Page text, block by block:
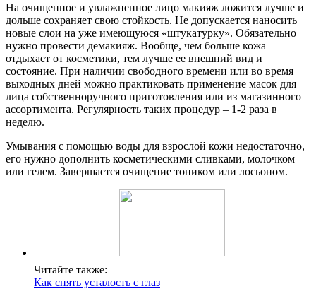
На очищенное и увлажненное лицо макияж ложится лучше и
дольше сохраняет свою стойкость. Не допускается наносить
новые слои на уже имеющуюся «штукатурку». Обязательно
нужно провести демакияж. Вообще, чем больше кожа
отдыхает от косметики, тем лучше ее внешний вид и
состояние. При наличии свободного времени или во время
выходных дней можно практиковать применение масок для
лица собственноручного приготовления или из магазинного
ассортимента. Регулярность таких процедур – 1-2 раза в
неделю.
Умывания с помощью воды для взрослой кожи недостаточно,
его нужно дополнить косметическими сливками, молочком
или гелем. Завершается очищение тоником или лосьоном.
Читайте также:
Как снять усталость с глаз